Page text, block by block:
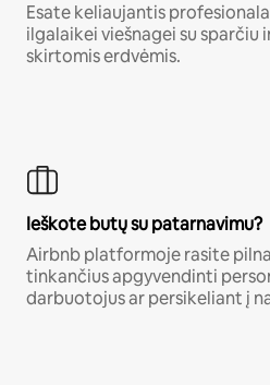
Esate keliaujantis
ilgalaikei viešnagei su sparčiu
skirtomis erdvėmis.
Ieškote butų su patarnavimu?
Airbnb platformoje rasite
tinkančius apgyvendinti
darbuotojus ar persikeliant į